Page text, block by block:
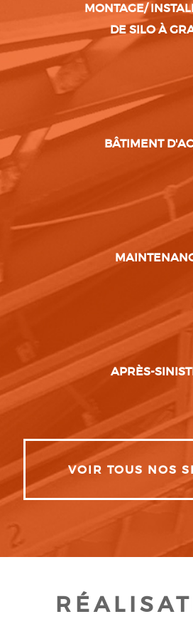
MONTAGE/
DE SILO À
BÂTIMENT
APRÈS-
VOIR TOUS NOS